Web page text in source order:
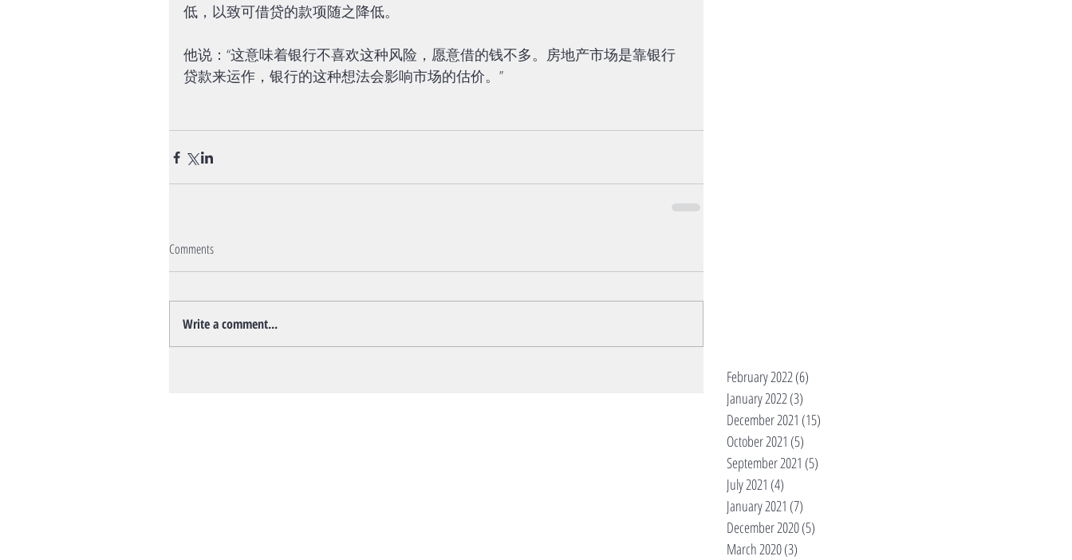
低，以致可借贷的款项随之降低。
他说：“这意味着银行不喜欢这种风险，愿意借的钱不多。房地产市场是靠银行
贷款来运作，银行的这种想法会影响市场的估价。”
Comments
Write a comment...
February 2022(6)
January 2022(3)
December 2021 (15)
October 2021 (5)
September 2021 (5)
July 2021 (4)
January 2021 (7)
December 2020(5)
March 2020(3)